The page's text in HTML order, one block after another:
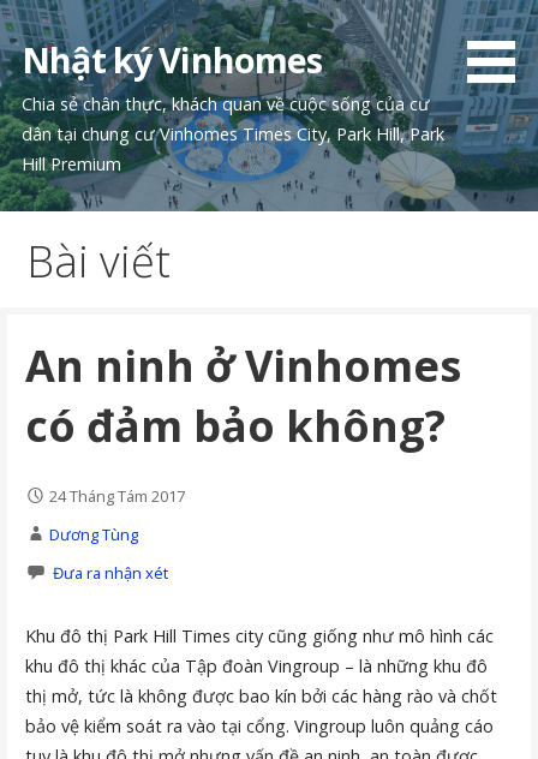
Chuyển
tới
phần
nội
dung
Nhật ký Vinhomes
Chia sẻ chân thực, khách quan về cuộc sống của cư
dân tại chung cư Vinhomes Times City, Park Hill, Park
Hill Premium
Bài viết
An ninh ở Vinhomes
có đảm bảo không?
24 Tháng Tám 2017
Dương Tùng
Đưa ra nhận xét
Khu đô thị Park Hill Times city cũng giống như mô hình các
khu đô thị khác của Tập đoàn Vingroup – là những khu đô
thị mở, tức là không được bao kín bởi các hàng rào và chốt
bảo vệ kiểm soát ra vào tại cổng. Vingroup luôn quảng cáo